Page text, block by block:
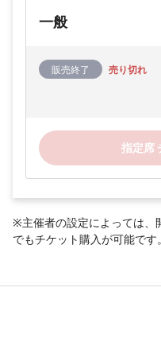
一般
販売終了 売り切れ
指定席
※主催者の設定によっては、
でもチケット購入が可能です。